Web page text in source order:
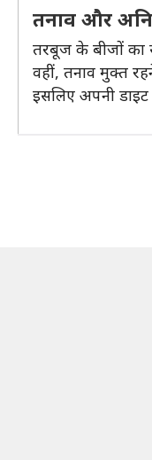
तनाव और
तरबूज के बीजों का
वहीं, तनाव मुक्त
इसलिए अपनी